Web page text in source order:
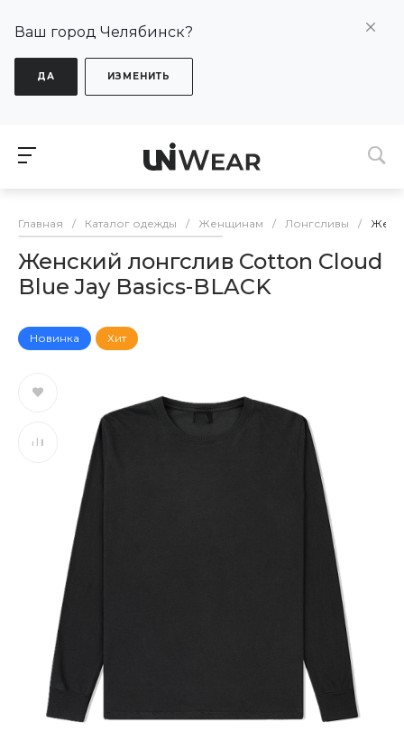
Ваш город Челябинск?
ДА ИЗМЕНИТЬ
Главная / Каталог одежды / Женщинам / Лонгсливы /
Женский лонгслив Cotton Cloud
Blue Jay Basics-BLACK
Новинка Хит